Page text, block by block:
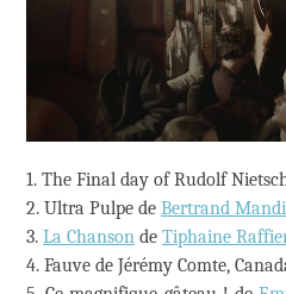
1. The Final day of Rudolf
2. Ultra Pulpe de Bertrand
3. La Chanson de Tiphaine Raffier
4. Fauve de Jérémy Comte,